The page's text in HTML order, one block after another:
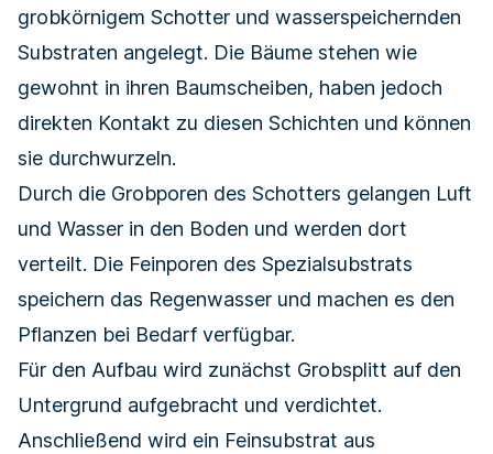
grobkörnigem Schotter und wasserspeichernden
Substraten angelegt. Die Bäume stehen wie
gewohnt in ihren Baumscheiben, haben jedoch
direkten Kontakt zu diesen Schichten und können
sie durchwurzeln.
Durch die Grobporen des Schotters gelangen Luft
und Wasser in den Boden und werden dort
verteilt. Die Feinporen des Spezialsubstrats
speichern das Regenwasser und machen es den
Pflanzen bei Bedarf verfügbar.
Für den Aufbau wird zunächst Grobsplitt auf den
Untergrund aufgebracht und verdichtet.
Anschließend wird ein Feinsubstrat aus